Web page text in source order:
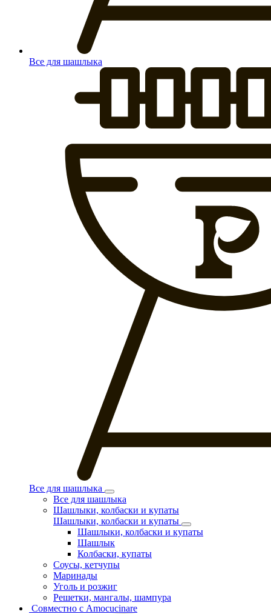
Все для шашлыка
Все для шашлыка
Все для шашлыка
Шашлыки, колбаски и купаты
Шашлыки, колбаски и купаты
Шашлыки, колбаски и купаты
Шашлык
Колбаски, купаты
Соусы, кетчупы
Маринады
Уголь и розжиг
Решетки, мангалы, шампура
Совместно с Amocucinare